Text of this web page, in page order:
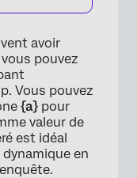
avoir
pouvez
Vous pouvez
{a} pour
valeur de
est idéal
en